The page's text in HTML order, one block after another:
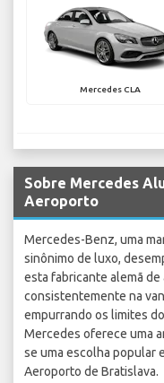
Mercedes CLA
Sobre Mercedes
Aeroporto
Mercedes-Benz, uma
sinônimo de luxo,
esta fabricante alemã
consistentemente na
empurrando os limites
Mercedes oferece uma
se uma escolha popular
Aeroporto de Bratislava.